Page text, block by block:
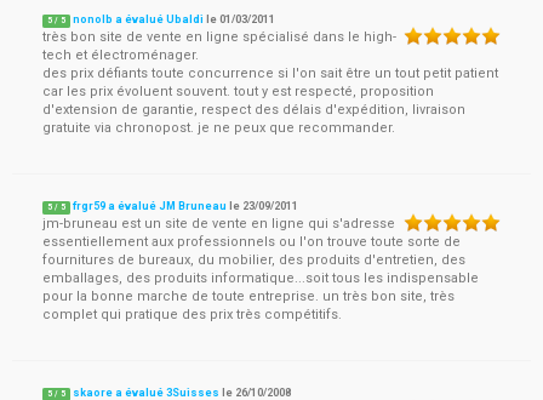
5 / 5 nonolb a évalué Ubaldi le01/03/2011
très bon site de vente en ligne spécialisé dans le high-
tech et électroménager.
des prix défiants toute concurrence si l'on sait être un tout petit patient
car les prix évoluent souvent. tout y est respecté, proposition
d'extension de garantie, respect des délais d'expédition, livraison
gratuite via chronopost. je ne peux que recommander.
5 / 5 frgr59 a évalué JM Bruneau le 23/09/2011
jm-bruneau est un site de vente en ligne qui s'adresse
essentiellement aux professionnels ou l'on trouve toute sorte de
fournitures de bureaux, du mobilier, des produits d'entretien, des
emballages, des produits informatique...soit tous les indispensable
pour la bonne marche de toute entreprise. un très bon site, très
complet qui pratique des prix très compétitifs.
5 / 5 skaore a évalué 3Suisses le 26/10/2008